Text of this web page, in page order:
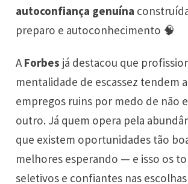
autoconfiança genuína
preparo e autoconhecimento 🧠
A Forbes já destacou que
mentalidade de escassez tendem
empregos ruins por medo de não
outro. Já quem opera pela
que existem oportunidades tão
melhores esperando — e isso os
seletivos e confiantes nas escolhas